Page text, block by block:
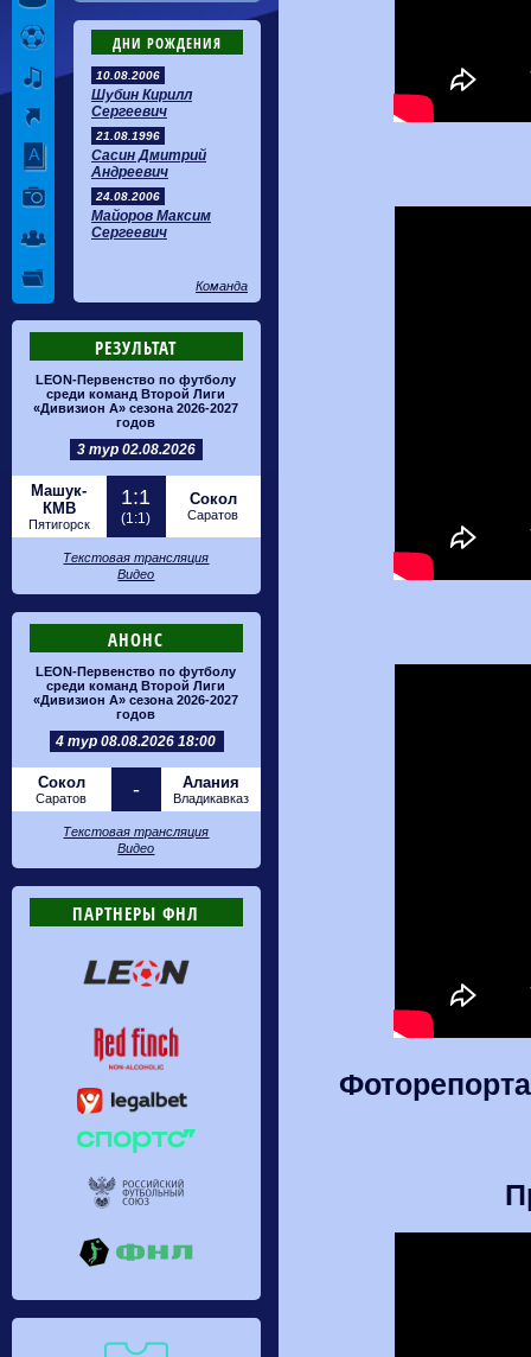
ДНИ РОЖДЕНИЯ
10.08.2006
Шубин Кирилл
Сергеевич
21.08.1996
Сасин Дмитрий
Андреевич
24.08.2006
Майоров Максим
Сергеевич
Команда
РЕЗУЛЬТАТ
LEON-Первенство по футболу
среди команд Второй Лиги
«Дивизион А» сезона 2026-2027
годов
3 тур 02.08.2026
Машук-
КМВ
Пятигорск
1:1
(1:1)
Сокол
Саратов
Текстовая трансляция
Видео
АНОНС
LEON-Первенство по футболу
среди команд Второй Лиги
«Дивизион А» сезона 2026-2027
годов
4 тур 08.08.2026 18:00
Сокол
Саратов - Алания
Владикавказ
Текстовая трансляция
Видео
ПАРТНЕРЫ ФНЛ